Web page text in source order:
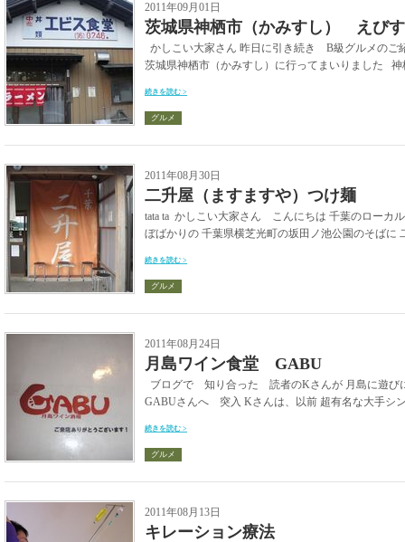
2011年09月01日
茨城県神栖市（かみすし） えび
かしこい大家さん 昨日に引き続き B級グルメのご
茨城県神栖市（かみすし）に行ってまいりました 神
続きを読む >
グルメ
2011年08月30日
二升屋（ますますや）つけ麺
tata ta かしこい大家さん こんにちは 千葉のロー
ぼばかりの 千葉県横芝光町の坂田ノ池公園のそばに
続きを読む >
グルメ
2011年08月24日
月島ワイン食堂 GABU
ブログで 知り合った 読者のKさんが 月島に遊
GABUさんへ 突入 Kさんは、以前 超有名な大手シ
続きを読む >
グルメ
2011年08月13日
キレーション療法